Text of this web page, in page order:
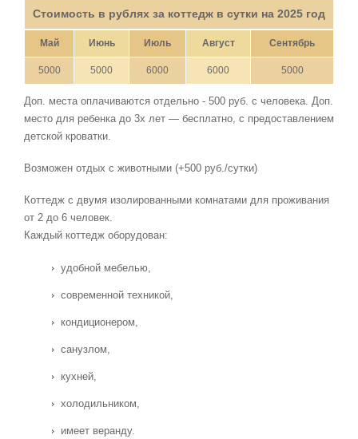
Стоимость в рублях за коттедж в сутки на 2025 год
Май Июнь Июль Август Сентябрь
5000 5000 6000 6000 5000
Доп. места оплачиваются отдельно - 500 руб. с человека. Доп.
место для ребенка до 3х лет — бесплатно, с предоставлением
детской кроватки.
Возможен отдых с животными (+500 руб./сутки)
Коттедж с двумя изолированными комнатами для проживания
от 2 до 6 человек.
Каждый коттедж оборудован:
удобной мебелью,
современной техникой,
кондиционером,
санузлом,
кухней,
холодильником,
имеет веранду.